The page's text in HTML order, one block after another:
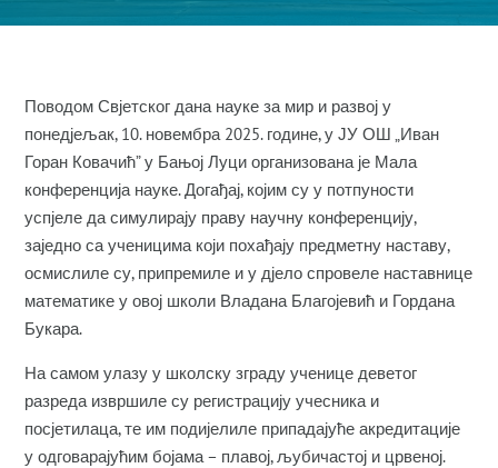
Поводом Свјетског дана науке за мир и развој у
понедјељак, 10. новембра 2025. године, у ЈУ ОШ „Иван
Горан Ковачић” у Бањој Луци организована је Мала
конференција науке. Догађај, којим су у потпуности
успјеле да симулирају праву научну конференцију,
заједно са ученицима који похађају предметну наставу,
осмислиле су, припремиле и у дјело спровеле наставнице
математике у овој школи Владана Благојевић и Гордана
Букара.
На самом улазу у школску зграду ученице деветог
разреда извршиле су регистрацију учесника и
посјетилаца, те им подијелиле припадајуће акредитације
у одговарајућим бојама – плавој, љубичастој и црвеној.